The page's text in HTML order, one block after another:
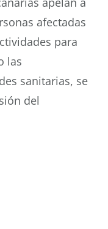
afectadas
para
las
sanitarias, se
del